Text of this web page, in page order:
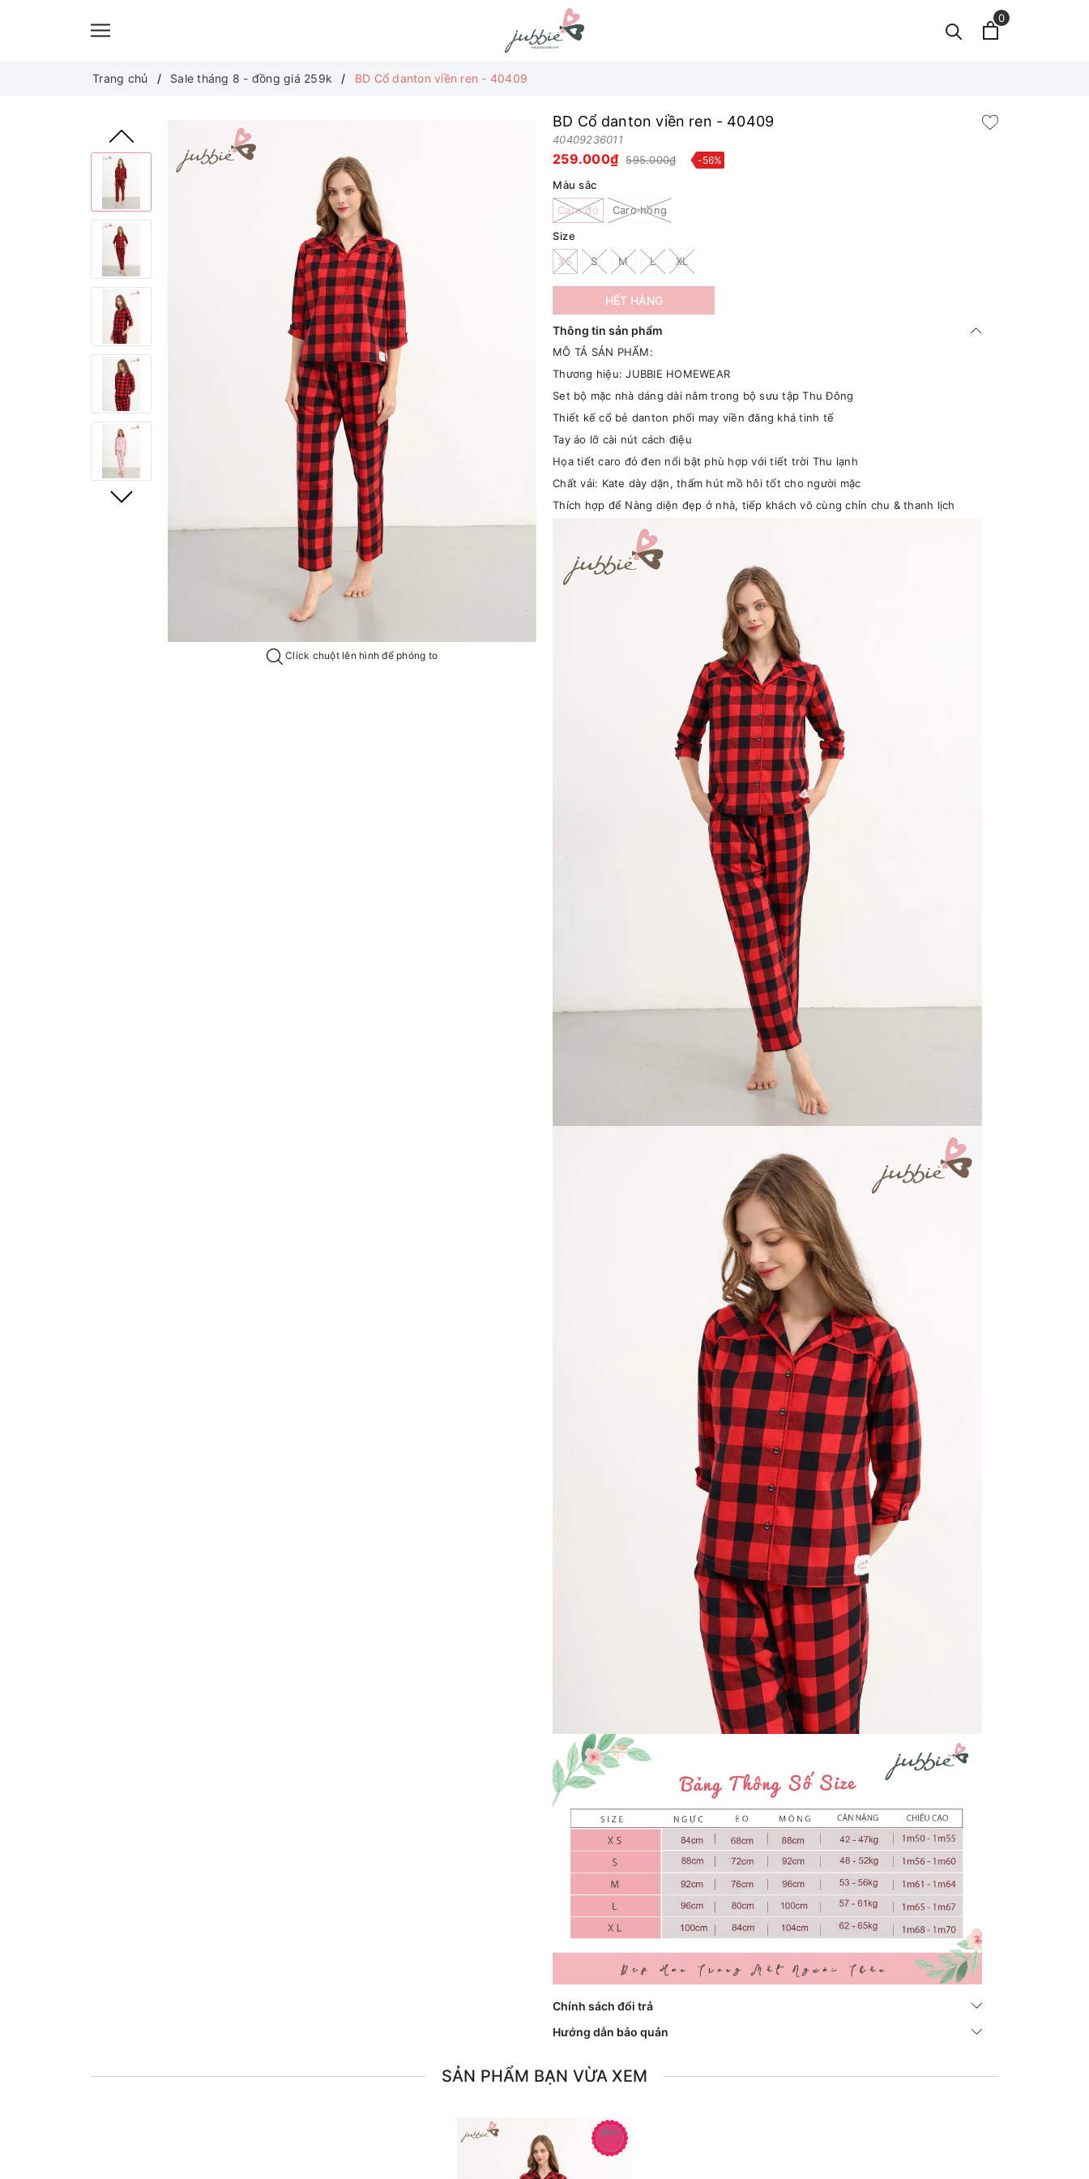
0
Trang chủ Sale tháng 8 - đồng giá 259k BD Cổ danton viền ren - 40409
Click chuột lên hình để phóng to
BD Cổ danton viền ren - 40409
40409236011
259.000₫ 595.000₫ -56%
Màu sắc
Caro đỏ
Caro hồng
Size
XS
S M L XL
HẾT HÀNG
Thông tin sản phẩm
MÔ TẢ SẢN PHẨM:
Thương hiệu: JUBBIE HOMEWEAR
Set bộ mặc nhà dáng dài nằm trong bộ sưu tập Thu Đông
Thiết kế cổ bẻ danton phối may viền đăng khá tinh tế
Tay áo lỡ cài nút cách điệu
Họa tiết caro đỏ đen nổi bật phù hợp với tiết trời Thu lạnh
Chất vải: Kate dày dặn, thấm hút mồ hôi tốt cho người mặc
Thích hợp để Nàng diện đẹp ở nhà, tiếp khách vô cùng chỉn chu & thanh lịch
Chính sách đổi trả
Hướng dẫn bảo quản
SẢN PHẨM BẠN VỪA XEM
56%